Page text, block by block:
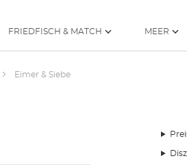
FRIEDFISCH & MATCH MEER
Eimer & Siebe